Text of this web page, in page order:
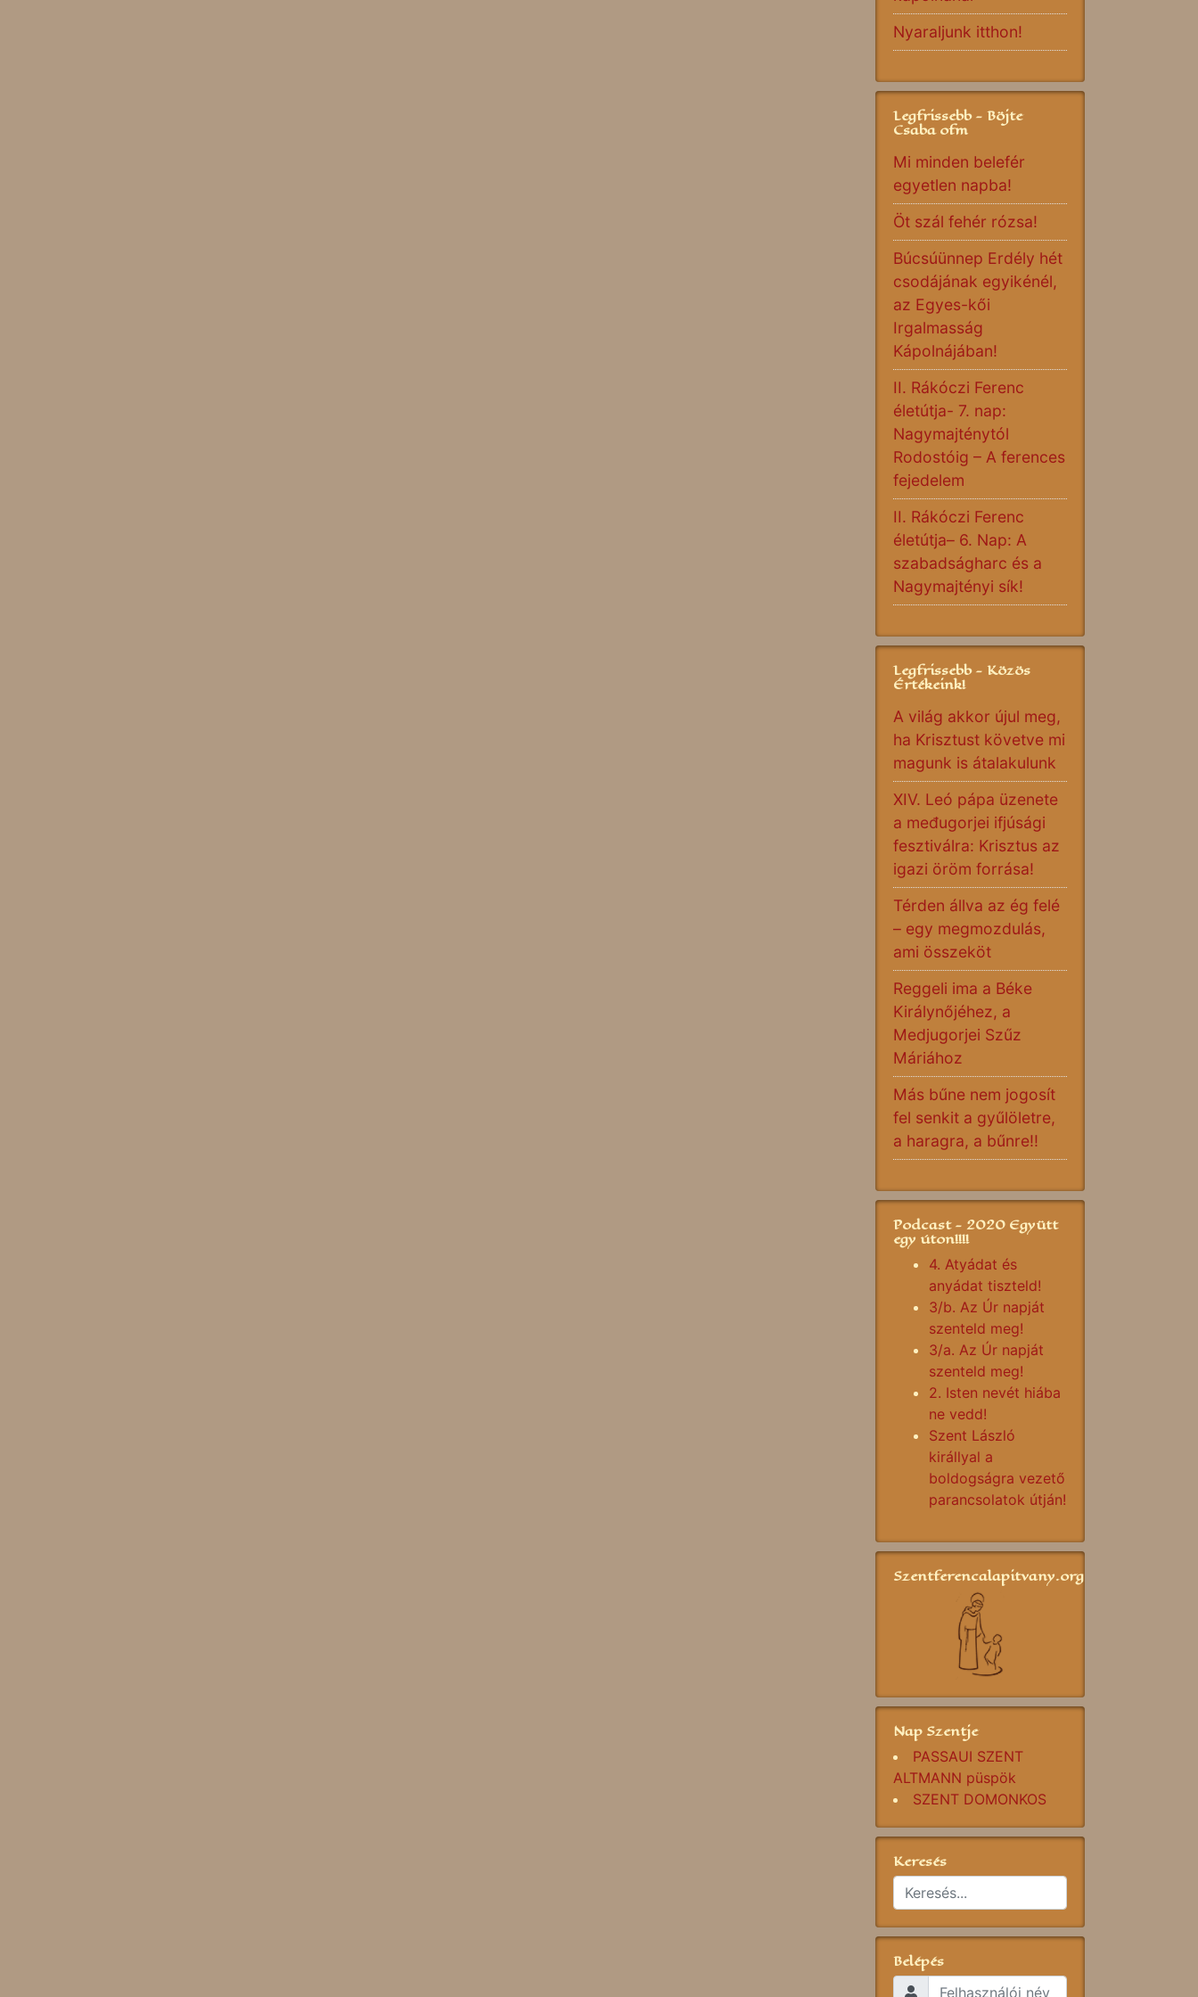
Nyaraljunk itthon!
Legfrissebb - Böjte
Csaba ofm
Mi minden belefér
egyetlen napba!
Öt szál fehér rózsa!
Búcsúünnep Erdély hét
csodájának egyikénél,
az Egyes-kői
Irgalmasság
Kápolnájában!
II. Rákóczi Ferenc
életútja- 7. nap:
Nagymajténytól
Rodostóig – A ferences
fejedelem
II. Rákóczi Ferenc
életútja– 6. Nap: A
szabadságharc és a
Nagymajtényi sík!
Legfrissebb - Közös
Értékeink!
A világ akkor újul meg,
ha Krisztust követve mi
magunk is átalakulunk
XIV. Leó pápa üzenete
a međugorjei ifjúsági
fesztiválra: Krisztus az
igazi öröm forrása!
Térden állva az ég felé
– egy megmozdulás,
ami összeköt
Reggeli ima a Béke
Királynőjéhez, a
Medjugorjei Szűz
Máriához
Más bűne nem jogosít
fel senkit a gyűlöletre,
a haragra, a bűnre!!
Podcast - 2020 Együtt
egy úton!!!!
4. Atyádat és
anyádat tiszteld!
3/b. Az Úr napját
szenteld meg!
3/a. Az Úr napját
szenteld meg!
2. Isten nevét hiába
ne vedd!
Szent László
királlyal a
boldogságra vezető
parancsolatok útján!
Szentferencalapitvany.org
Nap Szentje
PASSAUI SZENT
ALTMANN püspök
SZENT DOMONKOS
Keresés
Belépés